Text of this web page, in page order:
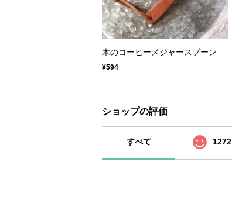
木のコーヒーメジャースプーン
¥594
ショップの評価
すべて 1272